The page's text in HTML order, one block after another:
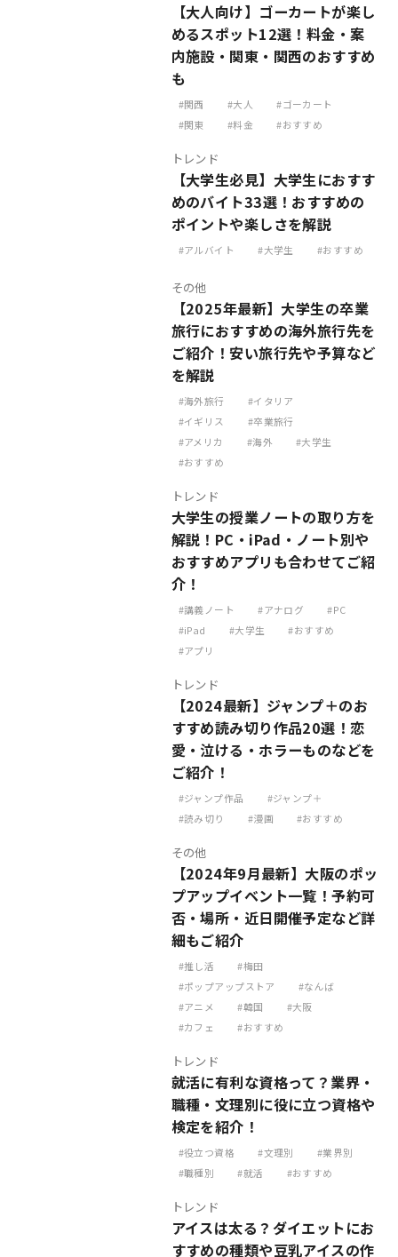
【大人向け】ゴーカートが楽し
めるスポット12選！料金・案
内施設・関東・関西のおすすめ
も
関西 大人
ゴーカート
関東
料金 おすすめ
トレンド
【大学生必見】大学生におすす
めのバイト33選！おすすめの
ポイントや楽しさを解説
アルバイト 大学生 おすすめ
その他
【2025年最新】大学生の卒業
旅行におすすめの海外旅行先を
ご紹介！安い旅行先や予算など
を解説
海外旅行
イタリア
イギリス
卒業旅行
アメリカ
海外
大学生
おすすめ
トレンド
大学生の授業ノートの取り方を
解説！PC・iPad・ノート別や
おすすめアプリも合わせてご紹
介！
講義ノート アナログ
PC
iPad
大学生
おすすめ
アプリ
トレンド
【2024最新】ジャンプ＋のお
すすめ読み切り作品20選！恋
愛・泣ける・ホラーものなどを
ご紹介！
ジャンプ作品
ジャンプ＋
読み切り
漫画 おすすめ
その他
【2024年9月最新】大阪のポッ
プアップイベント一覧！予約可
否・場所・近日開催予定など詳
細もご紹介
推し活
梅田
ポップアップストア
なんば
アニメ
韓国
大阪
カフェ
おすすめ
トレンド
就活に有利な資格って？業界・
職種・文理別に役に立つ資格や
検定を紹介！
役立つ資格 文理別
業界別
職種別
就活 おすすめ
トレンド
アイスは太る？ダイエットにお
すすめの種類や豆乳アイスの作